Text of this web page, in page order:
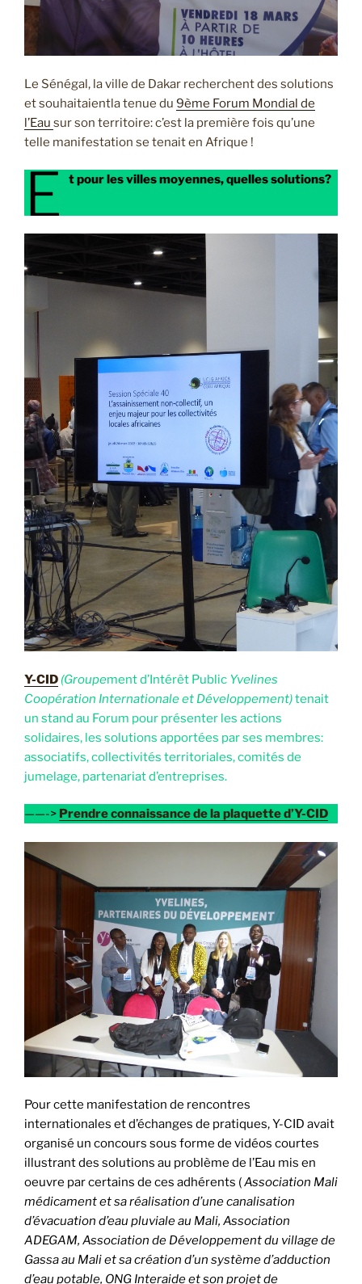
Le Sénégal, la ville de Dakar recherchent des solutions
et souhaitaientla tenue du 9ème Forum Mondial de
l’Eau sur son territoire: c’est la première fois qu’une
telle manifestation se tenait en Afrique !
E t pour les villes moyennes, quelles solutions?
Y-CID (Groupement d’Intérêt Public Yvelines
Coopération Internationale et Développement)tenait
un stand au Forum pour présenter les actions
solidaires, les solutions apportées par ses membres:
associatifs, collectivités territoriales, comités de
jumelage, partenariat d’entreprises.
——-> Prendre connaissance de la plaquette d’Y-CID
Pour cette manifestation de rencontres
internationales et d’échanges de pratiques, Y-CID avait
organisé un concours sous forme de vidéos courtes
illustrant des solutions au problème de l’Eau mis en
oeuvre par certains de ces adhérents (Association Mali
médicament et sa réalisation d’une canalisation
d’évacuation d’eau pluviale au Mali, Association
ADEGAM, Association de Développement du village de
Gassa au Mali et sa création d’un système d’adduction
d’eau potable, ONG Interaide et son projet de